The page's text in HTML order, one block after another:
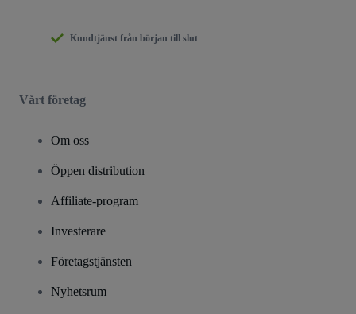
Kundtjänst från början till slut
Vårt företag
Om oss
Öppen distribution
Affiliate-program
Investerare
Företagstjänsten
Nyhetsrum